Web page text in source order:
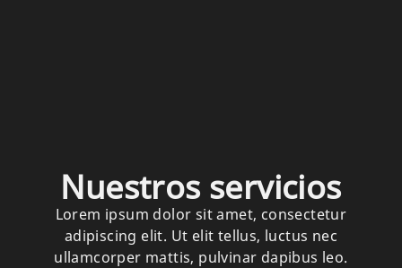
Nuestros servicios
Lorem ipsum dolor sit amet, consectetur
adipiscing elit. Ut elit tellus, luctus nec
ullamcorper mattis, pulvinar dapibus leo.